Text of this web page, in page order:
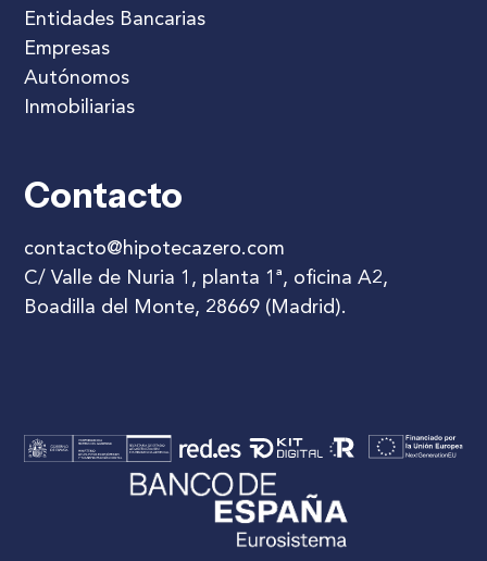
Entidades Bancarias
Empresas
Autónomos
Inmobiliarias
Contacto
contacto@hipotecazero.com
C/ Valle de Nuria 1, planta 1ª, oficina A2,
Boadilla del Monte, 28669 (Madrid).